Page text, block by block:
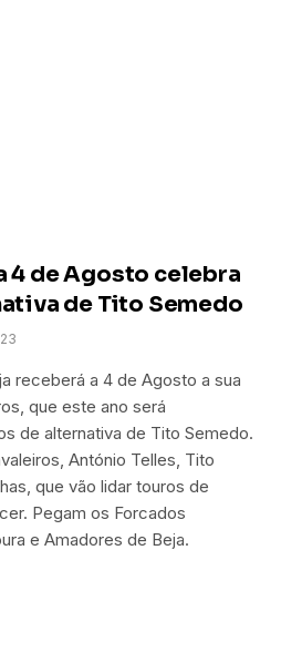
4 de Agosto celebra
de Tito Semedo
receberá a 4 de Agosto a sua
que este ano será
de alternativa de Tito Semedo.
António Telles, Tito
que vão lidar touros de
Pegam os Forcados
e Amadores de Beja.